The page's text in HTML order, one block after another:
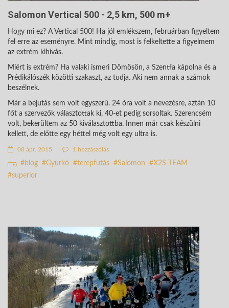
Salomon Vertical 500 - 2,5 km, 500 m+
Hogy mi ez? A Vertical 500! Ha jól emlékszem, februárban figyeltem
fel erre az eseményre. Mint mindig, most is felkeltette a figyelmem
az extrém kihívás.
Miért is extrém? Ha valaki ismeri Dömösön, a Szentfa kápolna és a
Prédikálószék közötti szakaszt, az tudja. Aki nem annak a számok
beszélnek.
Már a bejutás sem volt egyszerű. 24 óra volt a nevezésre, aztán 10
főt a szervezők választottak ki, 40-et pedig sorsoltak. Szerencsém
volt, bekerültem az 50 kiválasztottba. Innen már csak készülni
kellett, de előtte egy héttel még volt egy ultra is.
08 ápr. 2015 1 hozzászólás
blog Gyurkó terepfutás Salomon
X2S TEAM
superior